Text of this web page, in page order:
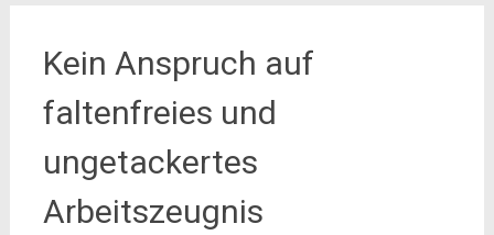
Kein Anspruch auf
faltenfreies und
ungetackertes
Arbeitszeugnis